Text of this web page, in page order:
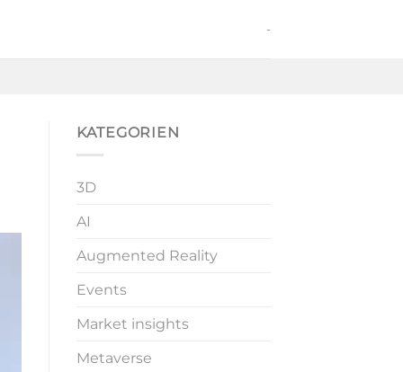
-
KATEGORIEN
3D
AI
Augmented Reality
Events
Market insights
Metaverse